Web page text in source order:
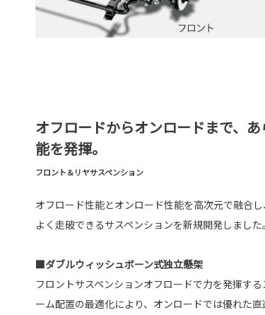
オフロードからオンロードまで、
能を発揮。
フロント＆リヤサスペンション
オフロード性能とオンロード性能を高次元で融合
よく走破できるサスペンションを新規開発しました。
■ダブルウィッシュボーン式独立懸架
フロントサスペンションオフロードで力を発揮す
ーム配置の最適化により、オンロードでは優れた